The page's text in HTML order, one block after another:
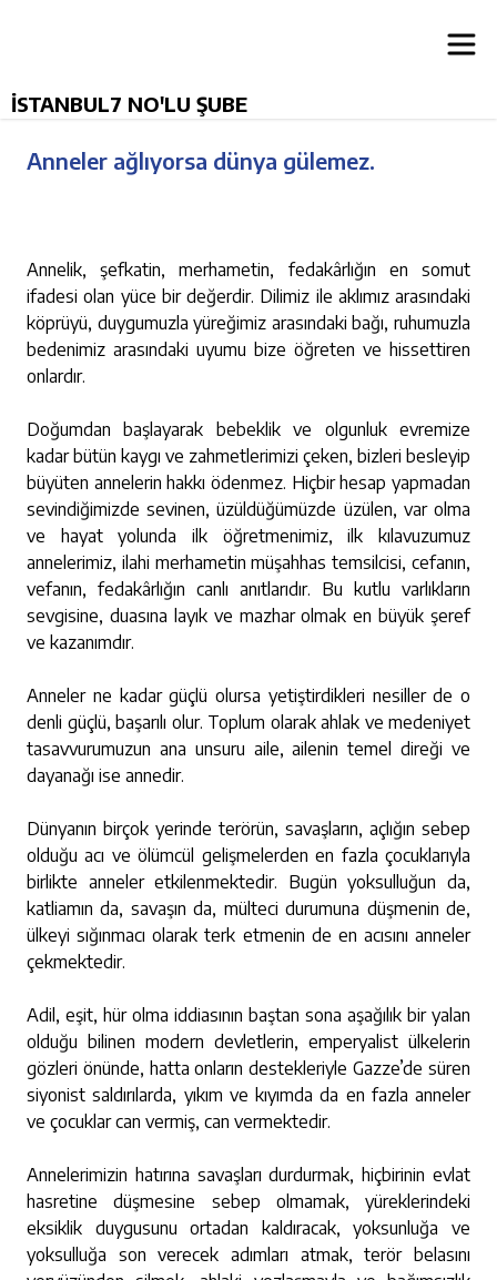
İSTANBUL7 NO'LU ŞUBE
Anneler ağlıyorsa dünya gülemez.
Annelik, şefkatin, merhametin, fedakârlığın en somut
ifadesi olan yüce bir değerdir. Dilimiz ile aklımız arasındaki
köprüyü, duygumuzla yüreğimiz arasındaki bağı, ruhumuzla
bedenimiz arasındaki uyumu bize öğreten ve hissettiren
onlardır.
Doğumdan başlayarak bebeklik ve olgunluk evremize
kadar bütün kaygı ve zahmetlerimizi çeken, bizleri besleyip
büyüten annelerin hakkı ödenmez. Hiçbir hesap yapmadan
sevindiğimizde sevinen, üzüldüğümüzde üzülen, var olma
ve hayat yolunda ilk öğretmenimiz, ilk kılavuzumuz
annelerimiz, ilahi merhametin müşahhas temsilcisi, cefanın,
vefanın, fedakârlığın canlı anıtlarıdır. Bu kutlu varlıkların
sevgisine, duasına layık ve mazhar olmak en büyük şeref
ve kazanımdır.
Anneler ne kadar güçlü olursa yetiştirdikleri nesiller de o
denli güçlü, başarılı olur. Toplum olarak ahlak ve medeniyet
tasavvurumuzun ana unsuru aile, ailenin temel direği ve
dayanağı ise annedir.
Dünyanın birçok yerinde terörün, savaşların, açlığın sebep
olduğu acı ve ölümcül gelişmelerden en fazla çocuklarıyla
birlikte anneler etkilenmektedir. Bugün yoksulluğun da,
katliamın da, savaşın da, mülteci durumuna düşmenin de,
ülkeyi sığınmacı olarak terk etmenin de en acısını anneler
çekmektedir.
Adil, eşit, hür olma iddiasının baştan sona aşağılık bir yalan
olduğu bilinen modern devletlerin, emperyalist ülkelerin
gözleri önünde, hatta onların destekleriyle Gazze’de süren
siyonist saldırılarda, yıkım ve kıyımda da en fazla anneler
ve çocuklar can vermiş, can vermektedir.
Annelerimizin hatırına savaşları durdurmak, hiçbirinin evlat
hasretine düşmesine sebep olmamak, yüreklerindeki
eksiklik duygusunu ortadan kaldıracak, yoksunluğa ve
yoksulluğa son verecek adımları atmak, terör belasını